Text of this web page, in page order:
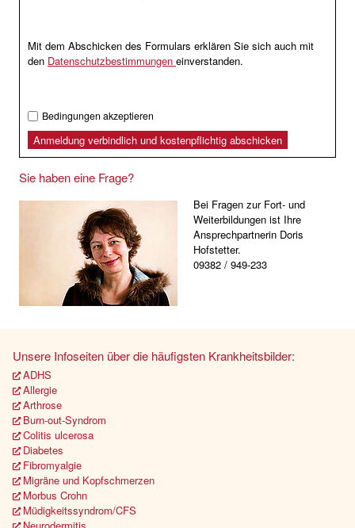
Mit dem Abschicken des Formulars erklären Sie sich auch mit
den Datenschutzbestimmungen einverstanden.
Bedingungen akzeptieren
Sie haben eine Frage?
Bei Fragen zur Fort- und
Weiterbildungen ist Ihre
Ansprechpartnerin Doris
Hofstetter.
09382 / 949-233
Unsere Infoseiten über die häufigsten Krankheitsbilder:
ADHS
Allergie
Arthrose
Burn-out-Syndrom
Colitis ulcerosa
Diabetes
Fibromyalgie
Migräne und Kopfschmerzen
Morbus Crohn
Müdigkeitssyndrom/CFS